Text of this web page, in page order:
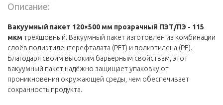
Описание:
Вакуумный пакет 120×500 мм прозрачный ПЭТ/ПЭ - 115
мкм трёхшовный. Вакуумный пакет изготовлен из комбинации
слоёв полиэтилентерефталата (PET) и полиэтилена (PE).
Благодаря своим высоким барьерным свойствам, этот
вакуумный пакет надёжно защищает упаковку от
проникновения окружающей среды, чем обеспечивает
сохранность продукта.